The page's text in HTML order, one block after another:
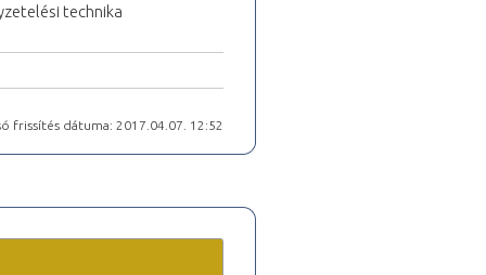
technika
frissítés dátuma: 2017.04.07. 12:52